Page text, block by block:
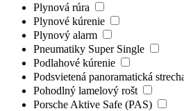
Plynová rúra
Plynové kúrenie
Plynový alarm
Pneumatiky Super Single
Podlahové kúrenie
Podsvietená panoramatická
Pohodlný lamelový rošt
Porsche Aktive Safe (PAS)